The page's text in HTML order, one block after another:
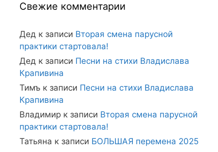
Свежие комментарии
Дед к записи Вторая смена парусной
практики стартовала!
Дед к записи Песни на стихи Владислава
Крапивина
Тимъ к записи Песни на стихи Владислава
Крапивина
Владимир к записи Вторая смена парусной
практики стартовала!
Татьяна к записи БОЛЬШАЯ перемена 2025